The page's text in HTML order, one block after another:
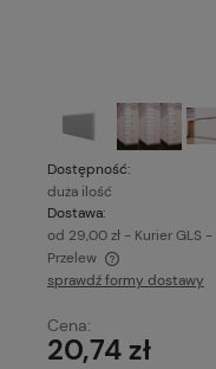
Dostępność:
duża ilość
Dostawa:
od 29,00 zł - Kurier GLS -
Przelew
Cena nie zawiera
sprawdź formy dostawy
Cena:
20,74 zł